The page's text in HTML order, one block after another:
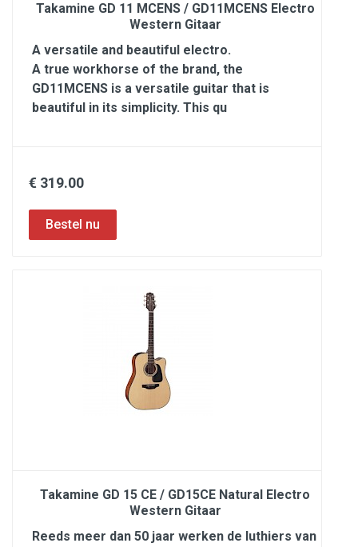
Takamine GD 11 MCENS / GD11MCENS Electro
Western Gitaar
A versatile and beautiful electro.
A true workhorse of the brand, the
GD11MCENS is a versatile guitar that is
beautiful in its simplicity. This qu
€ 319.00
Takamine GD 15 CE / GD15CE Natural Electro
Western Gitaar
Reeds meer dan 50 jaar werken de luthiers van